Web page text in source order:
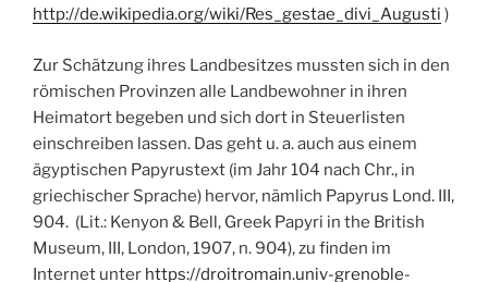
http://de.wikipedia.org/wiki/Res_gestae_divi_Augusti )
Zur Schätzung ihres Landbesitzes mussten sich in den
römischen Provinzen alle Landbewohner in ihren
Heimatort begeben und sich dort in Steuerlisten
einschreiben lassen. Das geht u. a. auch aus einem
ägyptischen Papyrustext (im Jahr 104 nach Chr., in
griechischer Sprache) hervor, nämlich Papyrus Lond. III,
904. (Lit.: Kenyon & Bell, Greek Papyri in the British
Museum, III, London, 1907, n. 904), zu finden im
Internet unter https://droitromain.univ-grenoble-